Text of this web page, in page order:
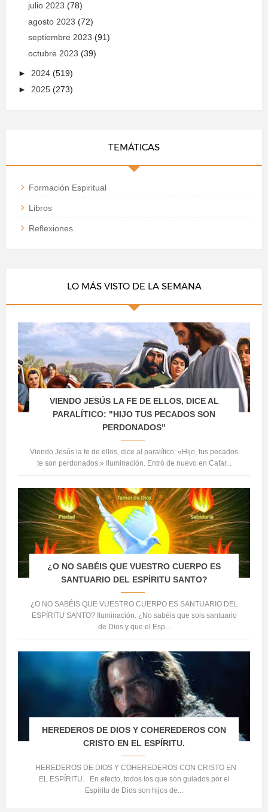
julio 2023 (78)
agosto 2023 (72)
septiembre 2023 (91)
octubre 2023 (39)
► 2024 (519)
► 2025 (273)
TEMÁTICAS
Formación Espiritual
Libros
Reflexiones
LO MÁS VISTO DE LA SEMANA
VIENDO JESÚS LA FE DE ELLOS, DICE AL
PARALÍTICO: "HIJO TUS PECADOS SON
PERDONADOS"
Viendo Jesús la fe de ellos, dice al paralítico: «Hijo, tus pecados
te son perdonados.» Iluminación. Entró de nuevo en Cafar...
¿O NO SABÉIS QUE VUESTRO CUERPO ES
SANTUARIO DEL ESPÍRITU SANTO?
¿O NO SABÉIS QUE VUESTRO CUERPO ES SANTUARIO DEL
ESPÍRITU SANTO? Iluminación. ¿No sabéis que sois santuario
de Dios y que el Esp...
HEREDEROS DE DIOS Y COHEREDEROS CON
CRISTO EN EL ESPÍRITU.
HEREDEROS DE DIOS Y COHEREDEROS CON CRISTO EN
EL ESPÍRITU. En efecto, todos los que son guiados por el
Espíritu de Dios son hijos de...